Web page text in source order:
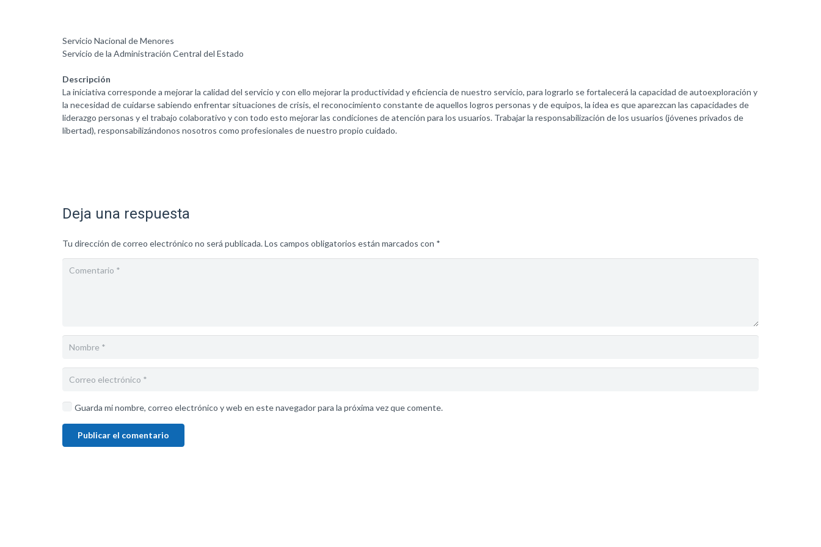
Servicio Nacional de Menores
Servicio de la Administración Central del Estado
Descripción
La iniciativa corresponde a mejorar la calidad del servicio y con ello mejorar la productividad y eficiencia de nuestro servicio, para lograrlo se fortalecerá la capacidad de autoexploración y
la necesidad de cuidarse sabiendo enfrentar situaciones de crisis, el reconocimiento constante de aquellos logros personas y de equipos, la idea es que aparezcan las capacidades de
liderazgo personas y el trabajo colaborativo y con todo esto mejorar las condiciones de atención para los usuarios. Trabajar la responsabilización de los usuarios (jóvenes privados de
libertad), responsabilizándonos nosotros como profesionales de nuestro propio cuidado.
Deja una respuesta
Tu dirección de correo electrónico no será publicada.Los campos obligatorios están marcados con *
Guarda mi nombre, correo electrónico y web en este navegador para la próxima vez que comente.
Publicar el comentario